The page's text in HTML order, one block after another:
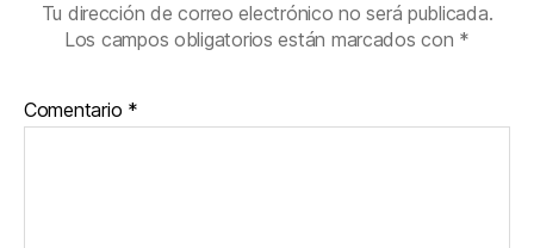
Tu dirección de correo electrónico no será publicada.
Los campos obligatorios están marcados con *
Comentario *